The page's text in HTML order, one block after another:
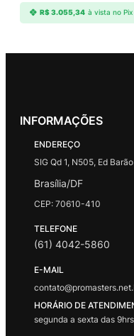
R$3.055,34 à vista no
INFORMAÇÕES
ENDEREÇO
SIG Qd 1, N505, Ed
Brasília/DF
CEP: 70610-410
TELEFONE
(61) 4042-5860
E-MAIL
HORÁRIO DE
segunda a sexta das